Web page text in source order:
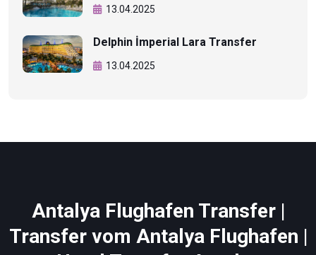
13.04.2025
Delphin İmperial Lara Transfer
13.04.2025
Antalya Flughafen Transfer |
Transfer vom Antalya Flughafen |